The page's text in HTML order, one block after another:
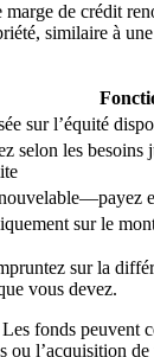
de crédit
similaire à
sur l’équité
selon les besoins
sur le
sur la
vous devez.
Les fonds peuvent
ou l’acquisition